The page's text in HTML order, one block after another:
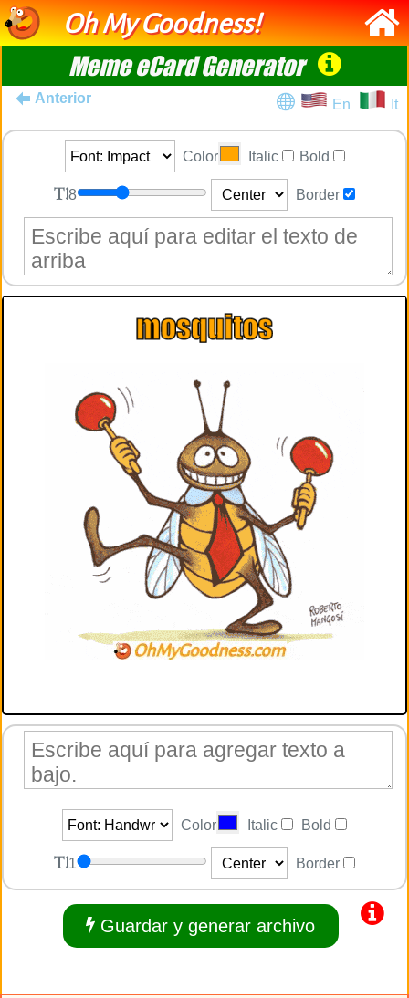
Oh My Goodness!
Meme eCard Generator
Anterior En It
Color Italic Bold
8 Border
Color Italic Bold
1 Border
Guardar y generar archivo